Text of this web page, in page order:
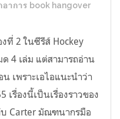
าการ book hangover
งที่ 2 ในซีรีส์ Hockey
4 เล่ม แต่สามารถอ่าน
เพราะเอไอแนะนำว่า
เรื่องนี้เป็นเรื่องราวของ
บ Carter มัณฑนากรมือ